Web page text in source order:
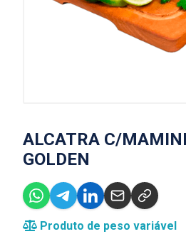
ALCATRA C/
GOLDEN
Produto de peso variável